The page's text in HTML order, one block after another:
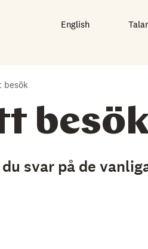
English
besök
svar på de